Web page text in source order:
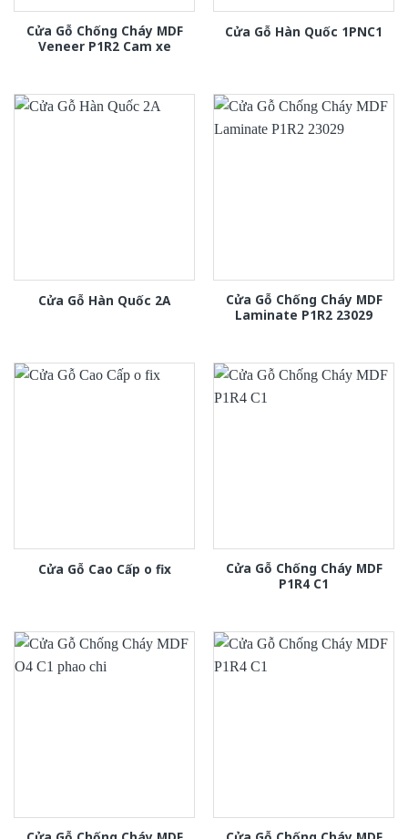
Cửa Gỗ Chống Cháy MDF
Veneer P1R2 Cam xe
Cửa Gỗ Hàn Quốc 1PNC1
Cửa Gỗ Hàn Quốc 2A
Cửa Gỗ Chống Cháy MDF
Laminate P1R2 23029
Cửa Gỗ Cao Cấp o fix
Cửa Gỗ Chống Cháy MDF
P1R4 C1